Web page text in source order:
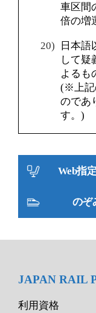
車区間
倍の増
日本語
して疑
よるも
(※上記
のであ
す。)
Web指
のぞ
JAPAN RAIL
利用資格